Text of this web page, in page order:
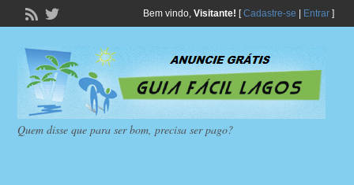
Bem vindo, Visitante! [Cadastre-se Entrar]
Quem disse que para ser bom, precisa ser pago?